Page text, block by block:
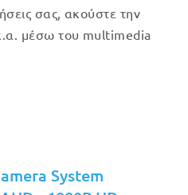
σας, ακούστε την
μέσω του multimedia
System